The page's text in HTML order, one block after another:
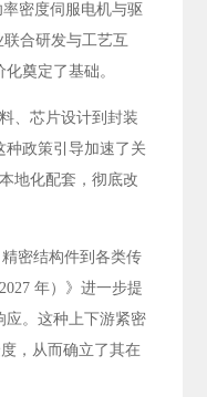
密度伺服电机与驱
合研发与工艺互
奠定了基础。
、芯片设计到封装
政策引导加速了关
地化配套，彻底改
密结构件到各类传
年）》进一步提
应。这种上下游紧密
，从而确立了其在